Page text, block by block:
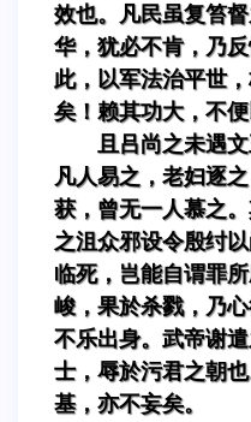
效也。凡民虽复笞
华，犹必不肯，乃
此，以军法治平世
矣！赖其功大，不便
且吕尚之未遇
凡人易之，老妇逐
获，曾无一人慕之
之沮众邪设令殷纣
临死，岂能自谓罪
峻，果於杀戮，乃
不乐出身。武帝谢
士，辱於污君之朝
基，亦不妄矣。